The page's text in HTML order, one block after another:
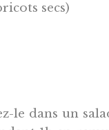
secs)
le dans un